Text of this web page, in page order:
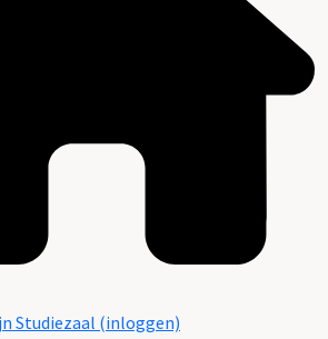
Studiezaal (inloggen)